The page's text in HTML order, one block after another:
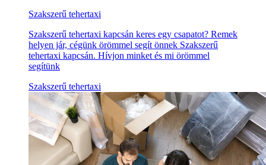
Szakszerű tehertaxi
Szakszerű tehertaxi kapcsán keres egy csapatot? Remek
helyen jár, cégünk örömmel segít önnek Szakszerű
tehertaxi kapcsán. Hívjon minket és mi örömmel
segítünk
Szakszerű tehertaxi